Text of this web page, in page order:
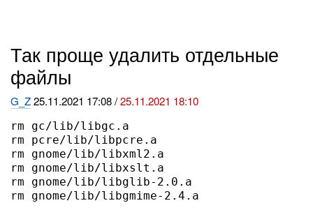
Так проще удалить отдельные
файлы
G_Z25.11.2021 17:08 /25.11.2021 18:10
rm gc/lib/libgc.a
rm pcre/lib/libpcre.a
rm gnome/lib/libxml2.a
rm gnome/lib/libxslt.a
rm gnome/lib/libglib-2.0.a
rm gnome/lib/libgmime-2.4.a